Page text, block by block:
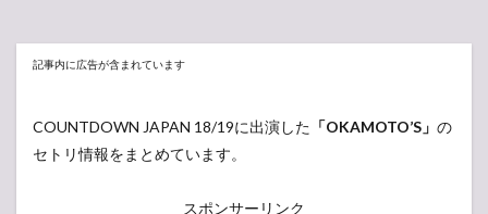
記事内に広告が含まれています
COUNTDOWN JAPAN 18/19に出演した 「OKAMOTO’S」 の
セトリ情報をまとめています。
スポンサーリンク